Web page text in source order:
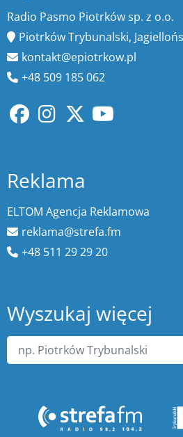
Radio Pasmo Piotrków sp. z o.o.
Piotrków Trybunalski,
kontakt@epiotrkow.pl
+48 509 185 062
Reklama
ELTOM Agencja Reklamowa
reklama@strefa.fm
+48 511 29 29 20
Wyszukaj więcej